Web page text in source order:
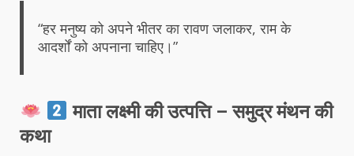
“हर मनुष्य को अपने भीतर का रावण जलाकर, राम के
आदर्शों को अपनाना चाहिए।”
माता लक्ष्मी की उत्पत्ति – समुद्र मंथन की
कथा